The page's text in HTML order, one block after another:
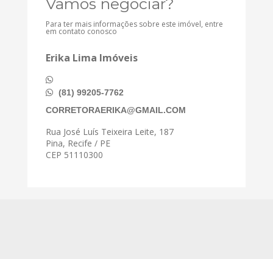
Vamos negociar?
Para ter mais informações sobre este imóvel, entre
em contato conosco
Erika Lima Imóveis
(81) 99205-7762
CORRETORAERIKA@GMAIL.COM
Rua José Luís Teixeira Leite, 187
Pina, Recife / PE
CEP 51110300